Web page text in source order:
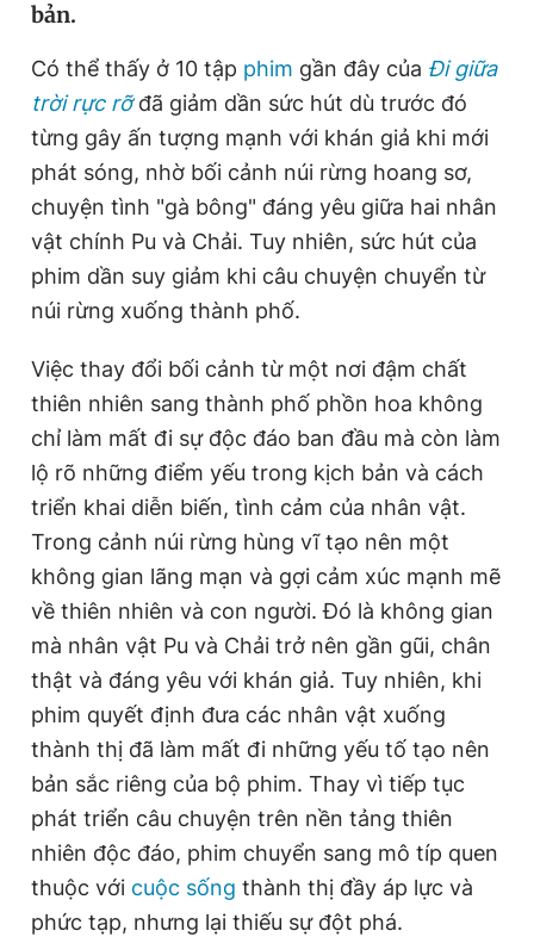
Sản phẩm khác
Tiện ích Bạn cần biết
Thông tin tòa soạn Liên hệ quảng cáo
Đọc Thanh Niên trên điện thoại
Theo dõi báo trên
Hotline
0906 645 777
Liên hệ quảng cáo
0908 780 404
Đặt báo Quảng cáo RSS Tòa soạn Chính sách bảo
Tổng biên tập: Nguyễn Ngọc Toàn
Phó tổng biên tập thường trực: Hải Thành
Phó tổng biên tập: Lâm Hiếu Dũng
Tổng thư ký tòa soạn: Đức Trung
Giấy phép xuất bản số 110/GP - BTTTT cấp ngày 24.3.2020
© 2003-2026 Bản quyền thuộc về Báo Thanh Niên. Cấm sao
chép dưới mọi hình thức nếu không có sự chấp thuận bằng văn
bản. Phát triển bởi ePi Technologies, JSC.
bản.
Có thể thấy ở 10 tập phim gần đây của Đi giữa
trời rực rỡ đã giảm dần sức hút dù trước đó
từng gây ấn tượng mạnh với khán giả khi mới
phát sóng, nhờ bối cảnh núi rừng hoang sơ,
chuyện tình "gà bông" đáng yêu giữa hai nhân
vật chính Pu và Chải. Tuy nhiên, sức hút của
phim dần suy giảm khi câu chuyện chuyển từ
núi rừng xuống thành phố.
Việc thay đổi bối cảnh từ một nơi đậm chất
thiên nhiên sang thành phố phồn hoa không
chỉ làm mất đi sự độc đáo ban đầu mà còn làm
lộ rõ những điểm yếu trong kịch bản và cách
triển khai diễn biến, tình cảm của nhân vật.
Trong cảnh núi rừng hùng vĩ tạo nên một
không gian lãng mạn và gợi cảm xúc mạnh mẽ
về thiên nhiên và con người. Đó là không gian
mà nhân vật Pu và Chải trở nên gần gũi, chân
thật và đáng yêu với khán giả. Tuy nhiên, khi
phim quyết định đưa các nhân vật xuống
thành thị đã làm mất đi những yếu tố tạo nên
bản sắc riêng của bộ phim. Thay vì tiếp tục
phát triển câu chuyện trên nền tảng thiên
nhiên độc đáo, phim chuyển sang mô típ quen
thuộc với cuộc sống thành thị đầy áp lực và
phức tạp, nhưng lại thiếu sự đột phá.